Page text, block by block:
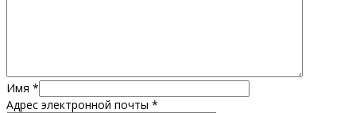
Имя *
Адрес электронной почты *